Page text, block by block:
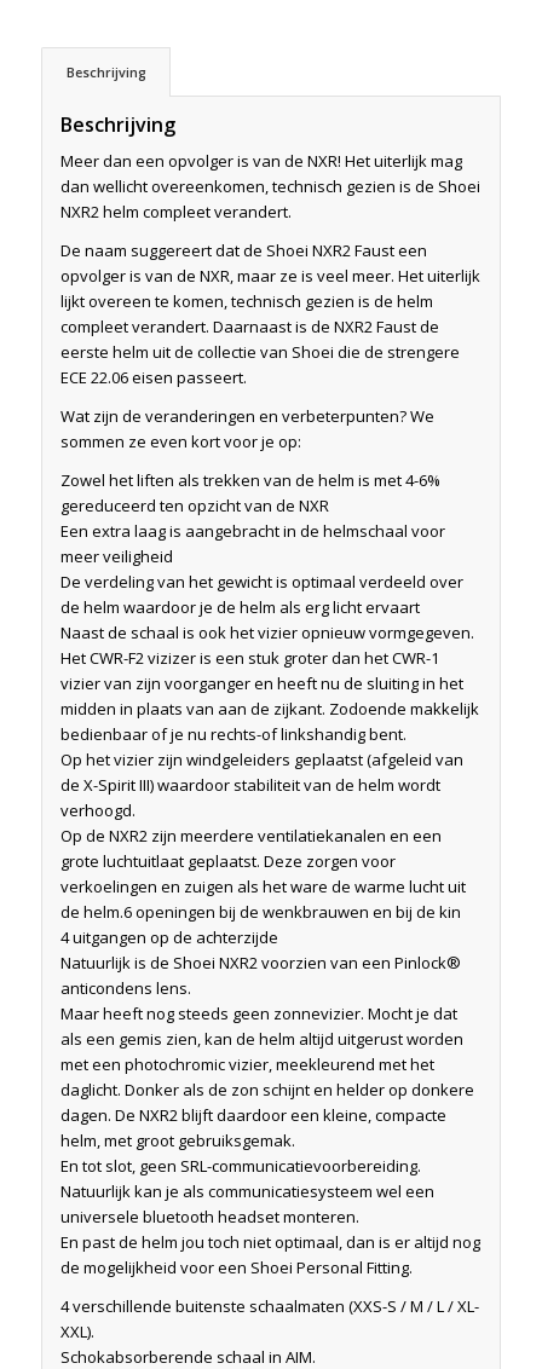
Beschrijving
Beschrijving
Meer dan een opvolger is van de NXR! Het uiterlijk mag
dan wellicht overeenkomen, technisch gezien is de Shoei
NXR2 helm compleet verandert.
De naam suggereert dat de Shoei NXR2 Faust een
opvolger is van de NXR, maar ze is veel meer. Het uiterlijk
lijkt overeen te komen, technisch gezien is de helm
compleet verandert. Daarnaast is de NXR2 Faust de
eerste helm uit de collectie van Shoei die de strengere
ECE 22.06 eisen passeert.
Wat zijn de veranderingen en verbeterpunten? We
sommen ze even kort voor je op:
Zowel het liften als trekken van de helm is met 4-6%
gereduceerd ten opzicht van de NXR
Een extra laag is aangebracht in de helmschaal voor
meer veiligheid
De verdeling van het gewicht is optimaal verdeeld over
de helm waardoor je de helm als erg licht ervaart
Naast de schaal is ook het vizier opnieuw vormgegeven.
Het CWR-F2 vizizer is een stuk groter dan het CWR-1
vizier van zijn voorganger en heeft nu de sluiting in het
midden in plaats van aan de zijkant. Zodoende makkelijk
bedienbaar of je nu rechts-of linkshandig bent.
Op het vizier zijn windgeleiders geplaatst (afgeleid van
de X-Spirit III) waardoor stabiliteit van de helm wordt
verhoogd.
Op de NXR2 zijn meerdere ventilatiekanalen en een
grote luchtuitlaat geplaatst. Deze zorgen voor
verkoelingen en zuigen als het ware de warme lucht uit
de helm.6 openingen bij de wenkbrauwen en bij de kin
4 uitgangen op de achterzijde
Natuurlijk is de Shoei NXR2 voorzien van een Pinlock®
anticondens lens.
Maar heeft nog steeds geen zonnevizier. Mocht je dat
als een gemis zien, kan de helm altijd uitgerust worden
met een photochromic vizier, meekleurend met het
daglicht. Donker als de zon schijnt en helder op donkere
dagen. De NXR2 blijft daardoor een kleine, compacte
helm, met groot gebruiksgemak.
En tot slot, geen SRL-communicatievoorbereiding.
Natuurlijk kan je als communicatiesysteem wel een
universele bluetooth headset monteren.
En past de helm jou toch niet optimaal, dan is er altijd nog
de mogelijkheid voor een Shoei Personal Fitting.
4 verschillende buitenste schaalmaten (XXS-S / M / L / XL-
XXL).
Schokabsorberende schaal in AIM.